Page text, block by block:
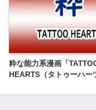
粋な能力系漫画「
HEARTS（タトゥーハー